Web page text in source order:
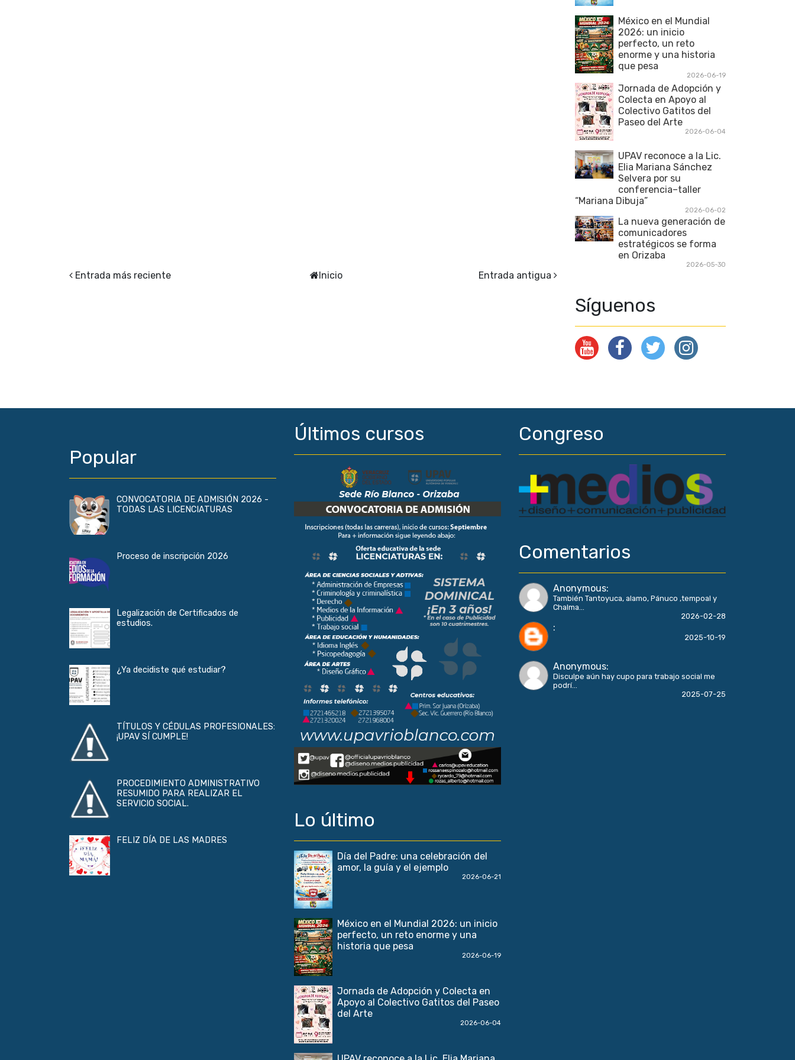
Entrada más reciente Entrada antigua
Inicio
México en el Mundial
2026: un inicio
perfecto, un reto
enorme y una historia
que pesa
2026-06-19
Jornada de Adopción y
Colecta en Apoyo al
Colectivo Gatitos del
Paseo del Arte
2026-06-04
UPAV reconoce a la Lic.
Elia Mariana Sánchez
Selvera por su
conferencia–taller
“Mariana Dibuja”
2026-06-02
La nueva generación de
comunicadores
estratégicos se forma
en Orizaba
2026-05-30
Síguenos
Popular
CONVOCATORIA DE ADMISIÓN 2026 -
TODAS LAS LICENCIATURAS
Proceso de inscripción 2026
Legalización de Certificados de
estudios.
¿Ya decidiste qué estudiar?
TÍTULOS Y CÉDULAS PROFESIONALES:
¡UPAV SÍ CUMPLE!
PROCEDIMIENTO ADMINISTRATIVO
RESUMIDO PARA REALIZAR EL
SERVICIO SOCIAL.
FELIZ DÍA DE LAS MADRES
Últimos cursos
Lo último
Día del Padre: una celebración del
amor, la guía y el ejemplo
2026-06-21
México en el Mundial 2026: un inicio
perfecto, un reto enorme y una
historia que pesa
2026-06-19
Jornada de Adopción y Colecta en
Apoyo al Colectivo Gatitos del Paseo
del Arte
2026-06-04
Congreso
Comentarios
Anonymous:
También Tantoyuca, alamo, Pánuco ,tempoal y
Chalma...
2026-02-28
:
2025-10-19
Anonymous:
Disculpe aún hay cupo para trabajo social me
podrí...
2025-07-25